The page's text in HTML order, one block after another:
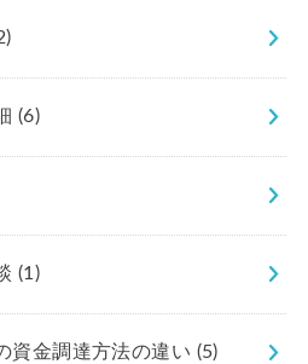
(6)
(1)
資金調達方法の違い (5)